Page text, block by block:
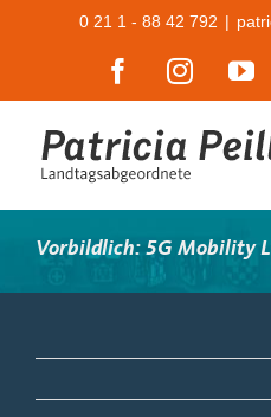
0 21 1 - 88 42 792 |
Facebook
Vorbildlich: 5G Mobility